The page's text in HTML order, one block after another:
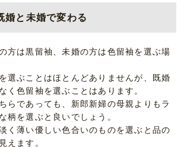
婚と未婚で変わる
方は黒留袖、未婚の方は色留袖を選ぶ場
選ぶことはほとんどありませんが、既婚
く色留袖を選ぶことはあります。
らであっても、新郎新婦の母親よりもラ
柄を選ぶと良いでしょう。
く薄い優しい色合いのものを選ぶと品の
えます。